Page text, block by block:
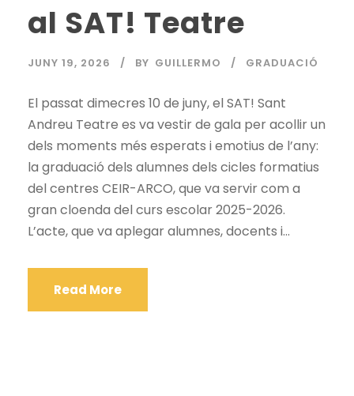
al SAT! Teatre
JUNY 19, 2026 BY GUILLERMO GRADUACIÓ
El passat dimecres 10 de juny, el SAT! Sant
Andreu Teatre es va vestir de gala per acollir un
dels moments més esperats i emotius de l’any:
la graduació dels alumnes dels cicles formatius
del centres CEIR-ARCO, que va servir com a
gran cloenda del curs escolar 2025-2026.
L’acte, que va aplegar alumnes, docents i...
Read More